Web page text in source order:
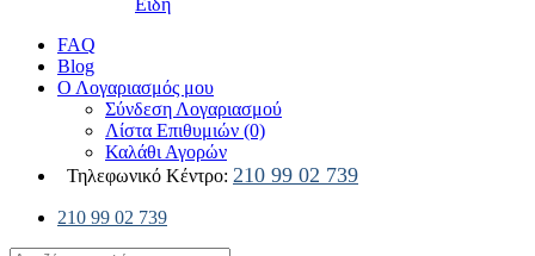
FAQ
Blog
Ο Λογαριασμός μου
Σύνδεση Λογαριασμού
Λίστα Επιθυμιών (0)
Καλάθι Αγορών
Τηλεφωνικό Κέντρο: 210 99 02 739
210 99 02 739